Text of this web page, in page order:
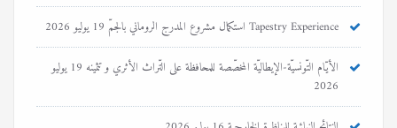
Tapestry Experience استكمال مشروع المدرج الروماني بالجمّ
19 يوليو 2026
الأيّام التّونسيّة-الإيطاليّة المخصّصة للمحافظة على التّراث الأثري و تثمينه
19 يوليو
2026